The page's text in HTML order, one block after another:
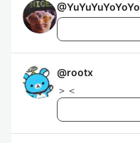
@YuYuYuYoYoYo
@rootx
＞＜